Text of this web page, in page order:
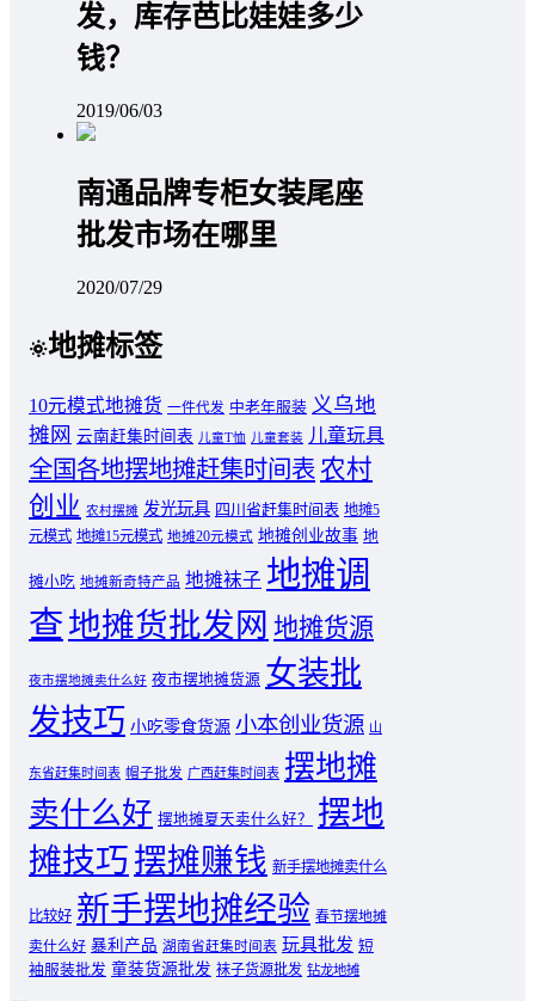
发，库存芭比娃娃多少
钱？
2019/06/03
南通品牌专柜女装尾座
批发市场在哪里
2020/07/29
地摊标签
10元模式地摊货 一件代发 中老年服装 义乌地
摊网 云南赶集时间表 儿童T恤 儿童套装 儿童玩具
全国各地摆地摊赶集时间表 农村
创业 农村摆摊 发光玩具 四川省赶集时间表 地摊5
元模式 地摊15元模式 地摊20元模式 地摊创业故事 地
摊小吃 地摊新奇特产品 地摊袜子 地摊调
查地摊货批发网 地摊货源
夜市摆地摊卖什么好 夜市摆地摊货源 女装批
发技巧 小吃零食货源 小本创业货源 山
东省赶集时间表 帽子批发 广西赶集时间表 摆地摊
卖什么好 摆地摊夏天卖什么好？
摆地
摊技巧摆摊赚钱 新手摆地摊卖什么
比较好 新手摆地摊经验 春节摆地摊
卖什么好 暴利产品 湖南省赶集时间表 玩具批发 短
袖服装批发 童装货源批发 袜子货源批发 钻龙地摊